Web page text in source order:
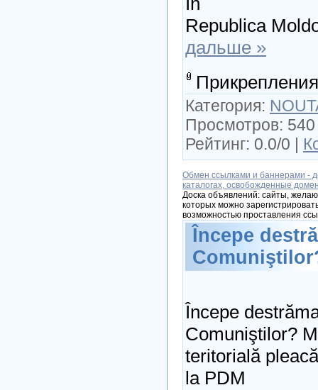
Republica
дальше »
Категория:
Просмотров:
Рейтинг: 0.0/0 |
Обмен ссылками и баннерами -
каталогах, освобожденные
Доска объявлений: сайты,
которых можно
возможностью проставления
Începe
Începe
Comuniştilor?
teritorială
la PDM